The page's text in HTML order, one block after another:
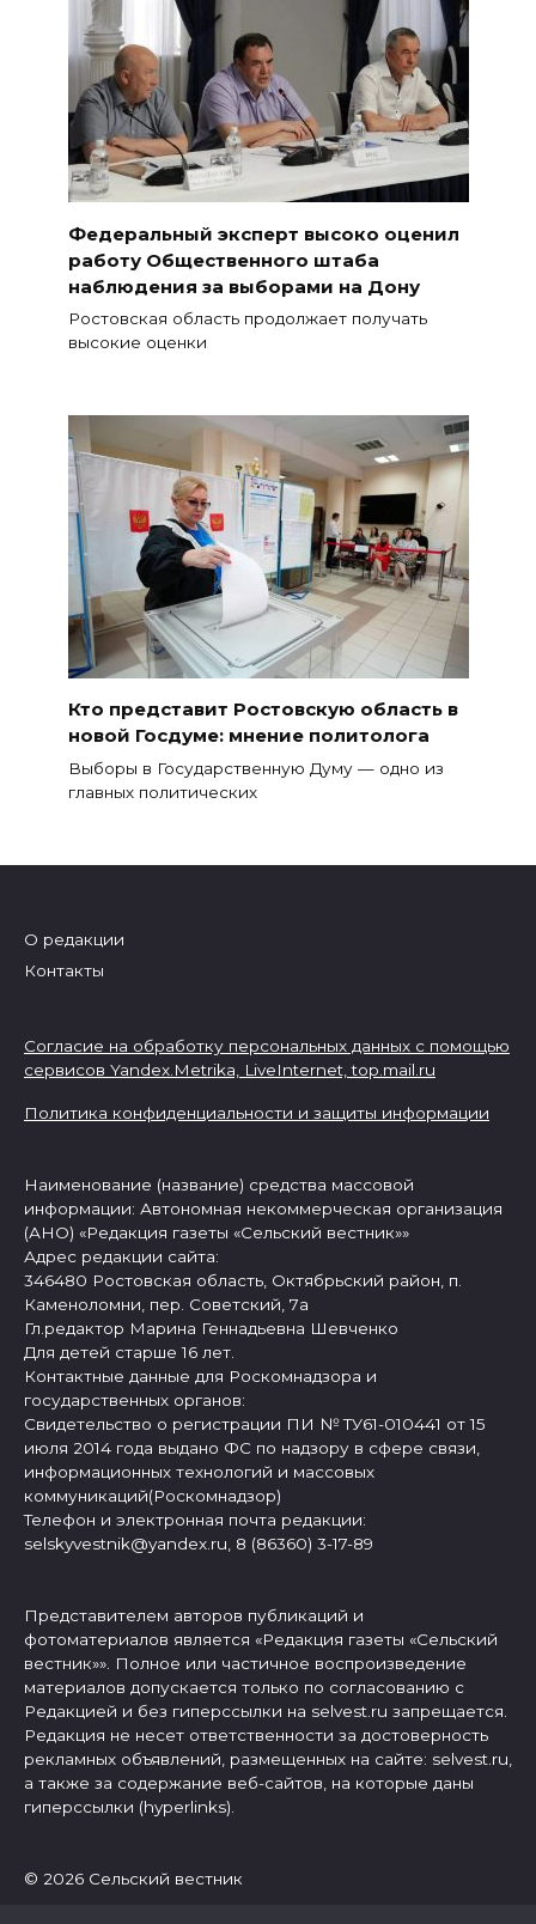
Федеральный эксперт высоко оценил
работу Общественного штаба
наблюдения за выборами на Дону
Ростовская область продолжает получать
высокие оценки
Кто представит Ростовскую область в
новой Госдуме: мнение политолога
Выборы в Государственную Думу — одно из
главных политических
О редакции
Контакты
Согласие на обработку персональных данных с помощью
сервисов Yandex.Metrika, LiveInternet,top.mail.ru
Политика конфиденциальности и защиты информации
Наименование (название) средства массовой
информации: Автономная некоммерческая организация
(АНО) «Редакция газеты «Сельский вестник»»
Адрес редакции сайта:
346480 Ростовская область, Октябрьский район, п.
Каменоломни, пер. Советский, 7а
Гл.редактор Марина Геннадьевна Шевченко
Для детей старше 16 лет.
Контактные данные для Роскомнадзора и
государственных органов:
Свидетельство о регистрации ПИ № ТУ61-010441 от 15
июля 2014 года выдано ФС по надзору в сфере связи,
информационных технологий и массовых
коммуникаций(Роскомнадзор)
Телефон и электронная почта редакции:
selskyvestnik@yandex.ru, 8 (86360) 3-17-89
Представителем авторов публикаций и
фотоматериалов является «Редакция газеты «Сельский
вестник»». Полное или частичное воспроизведение
материалов допускается только по согласованию с
Редакцией и без гиперссылки на selvest.ru запрещается.
Редакция не несет ответственности за достоверность
рекламных объявлений, размещенных на сайте: selvest.ru,
а также за содержание веб-сайтов, на которые даны
гиперссылки (hyperlinks).
© 2026 Сельский вестник